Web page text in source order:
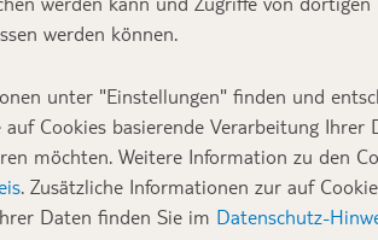
der
sie in der Hauptsaison
Wir haben die
unter die Lupe genommen.
werden können.
unter "Einstellungen" finden und
Cookies basierende Verarbeitung Ihrer
möchten. Weitere Information zu den
. Zusätzliche Informationen zur auf
Daten finden Sie im Datenschutz-